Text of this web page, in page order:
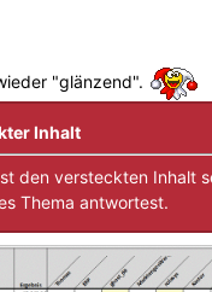
"glänzend".
Inhalt
den versteckten Inhalt
Thema antwortest.